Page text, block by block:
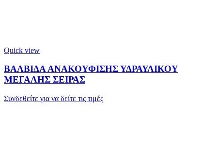
Quick view
ΒΑΛΒΙΔΑ ΑΝΑΚΟΥΦΙΣΗΣ ΥΔΡΑΥΛΙΚΟΥ
ΜΕΓΑΛΗΣ ΣΕΙΡΑΣ
Συνδεθείτε για να δείτε τις τιμές